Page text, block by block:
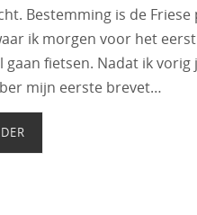
Bestemming is de Friese
ik morgen voor het
gaan fietsen. Nadat ik vorig
mijn eerste brevet…